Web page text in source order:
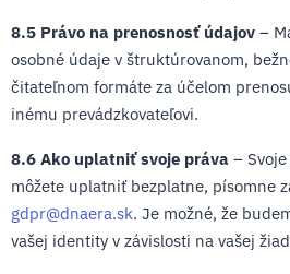
8.5 Právo na prenosnosť údajov –
osobné údaje v štruktúrovanom,
čitateľnom formáte za účelom
inému prevádzkovateľovi.
8.6 Ako uplatniť svoje práva –
môžete uplatniť bezplatne, písomne
gdpr@dnaera.sk. Je možné, že
vašej identity v závislosti na vašej